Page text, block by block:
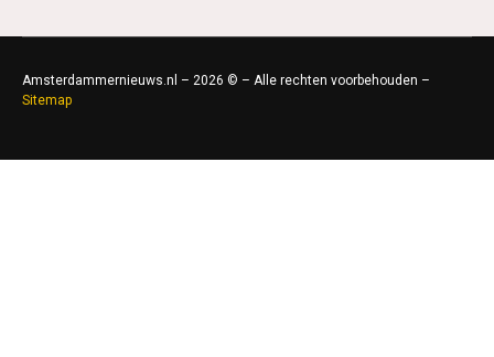
Amsterdammernieuws.nl – 2026 © – Alle rechten voorbehouden –
Sitemap